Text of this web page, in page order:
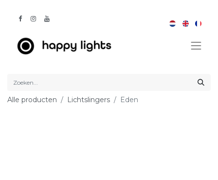
Alle producten Lichtslingers Eden